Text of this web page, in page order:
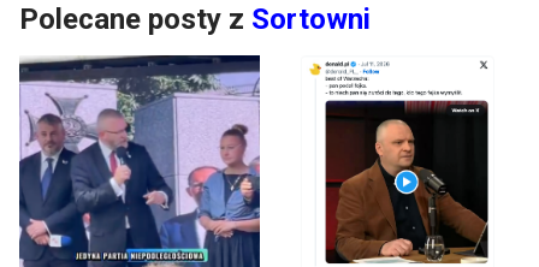
Polecane posty z Sortowni